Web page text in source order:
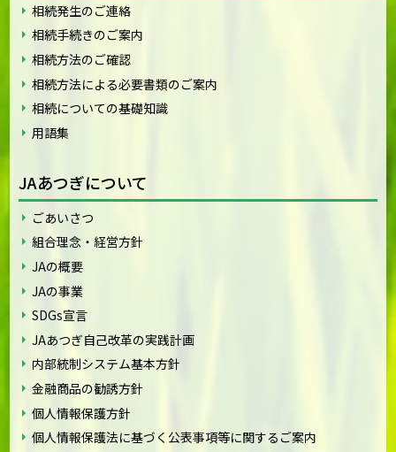
相続発生のご連絡
相続手続きのご案内
相続方法のご確認
相続方法による必要書類のご案内
相続についての基礎知識
用語集
JAあつぎについて
ごあいさつ
組合理念・経営方針
JAの概要
JAの事業
SDGs宣言
JAあつぎ自己改革の実践計画
内部統制システム基本方針
金融商品の勧誘方針
個人情報保護方針
個人情報保護法に基づく公表事項等に関するご案内